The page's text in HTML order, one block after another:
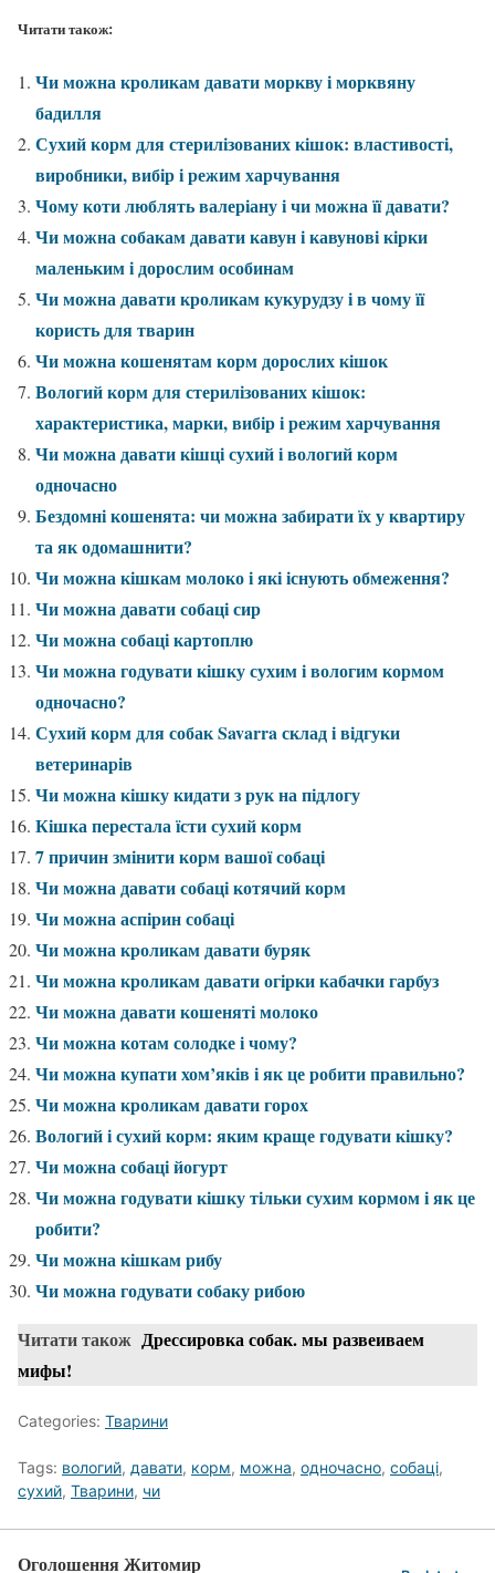
Читати також:
Чи можна кроликам давати моркву і морквяну
бадилля
Сухий корм для стерилізованих кішок: властивості,
виробники, вибір і режим харчування
Чому коти люблять валеріану і чи можна її давати?
Чи можна собакам давати кавун і кавунові кірки
маленьким і дорослим особинам
Чи можна давати кроликам кукурудзу і в чому її
користь для тварин
Чи можна кошенятам корм дорослих кішок
Вологий корм для стерилізованих кішок:
характеристика, марки, вибір і режим харчування
Чи можна давати кішці сухий і вологий корм
одночасно
Бездомні кошенята: чи можна забирати їх у квартиру
та як одомашнити?
Чи можна кішкам молоко і які існують обмеження?
Чи можна давати собаці сир
Чи можна собаці картоплю
Чи можна годувати кішку сухим і вологим кормом
одночасно?
Сухий корм для собак Savarra склад і відгуки
ветеринарів
Чи можна кішку кидати з рук на підлогу
Кішка перестала їсти сухий корм
7 причин змінити корм вашої собаці
Чи можна давати собаці котячий корм
Чи можна аспірин собаці
Чи можна кроликам давати буряк
Чи можна кроликам давати огірки кабачки гарбуз
Чи можна давати кошеняті молоко
Чи можна котам солодке і чому?
Чи можна купати хом’яків і як це робити правильно?
Чи можна кроликам давати горох
Вологий і сухий корм: яким краще годувати кішку?
Чи можна собаці йогурт
Чи можна годувати кішку тільки сухим кормом і як це
робити?
Чи можна кішкам рибу
Чи можна годувати собаку рибою
Читати також Дрессировка собак. мы развеиваем
мифы!
Categories: Тварини
Tags: вологий, давати, корм, можна, одночасно, собаці,
сухий, Тварини, чи
Оголошення Житомир